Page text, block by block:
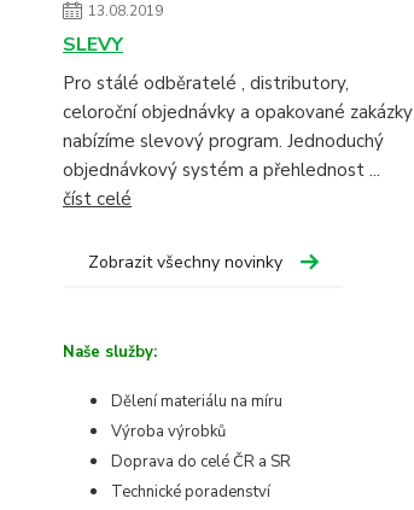
13.08.2019
SLEVY
Pro stálé odběratelé , distributory,
celoroční objednávky a opakované zakázky
nabízíme slevový program. Jednoduchý
objednávkový systém a přehlednost ...
číst celé
Zobrazit všechny novinky
Naše služby:
Dělení materiálu na míru
Výroba výrobků
Doprava do celé ČR a SR
Technické poradenství